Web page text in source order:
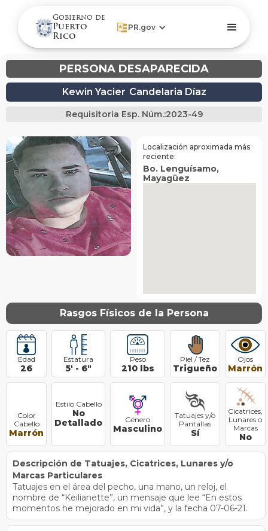
Gobierno de
Puerto
Rico
PR.gov
PERSONA DESAPARECIDA
Kewin Yacier Candelaria Díaz
Requisitoria Esp. Núm.:2023-49
Localización aproximada más
reciente:
Bo. Lenguísamo,
Mayagüez
Rasgos Físicos de la Persona
Edad
26
Estatura
5' - 6"
Peso
210 lbs
Piel / Tez
Trigueño
Ojos
Marrón
Color
Cabello
Marrón
Estilo Cabello
No
Detallado
Género
Masculino
Tatuajes y/o
Pantallas
Sí
Cicatrices,
Lunares o
Marcas
No
Descripción de Tatuajes, Cicatrices, Lunares y/o
Marcas Particulares
Tatuajes en el área del pecho, una mano, un reloj, el
nombre de “Keilianette”, un mensaje que lee “En estos
momentos he mejorado en mi vida”, y la fecha 07-06-21.